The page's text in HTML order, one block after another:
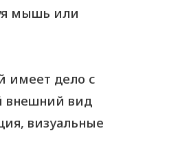
мышь или
имеет дело с
внешний вид
визуальные